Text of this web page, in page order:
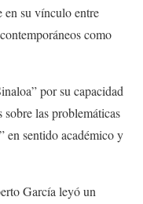
en su vínculo entre
como
por su capacidad
sobre las problemáticas
en sentido académico y
García leyó un